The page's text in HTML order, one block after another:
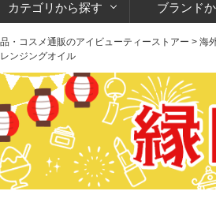
カテゴリから探す ブランド
・コスメ通販のアイビューティーストアー > 海
ンジングオイル